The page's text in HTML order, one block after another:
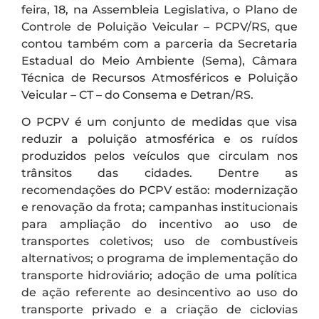
feira, 18, na Assembleia Legislativa, o Plano de
Controle de Poluição Veicular – PCPV/RS, que
contou também com a parceria da Secretaria
Estadual do Meio Ambiente (Sema), Câmara
Técnica de Recursos Atmosféricos e Poluição
Veicular – CT – do Consema e Detran/RS.
O PCPV é um conjunto de medidas que visa
reduzir a poluição atmosférica e os ruídos
produzidos pelos veículos que circulam nos
trânsitos das cidades. Dentre as
recomendações do PCPV estão: modernização
e renovação da frota; campanhas institucionais
para ampliação do incentivo ao uso de
transportes coletivos; uso de combustíveis
alternativos; o programa de implementação do
transporte hidroviário; adoção de uma política
de ação referente ao desincentivo ao uso do
transporte privado e a criação de ciclovias